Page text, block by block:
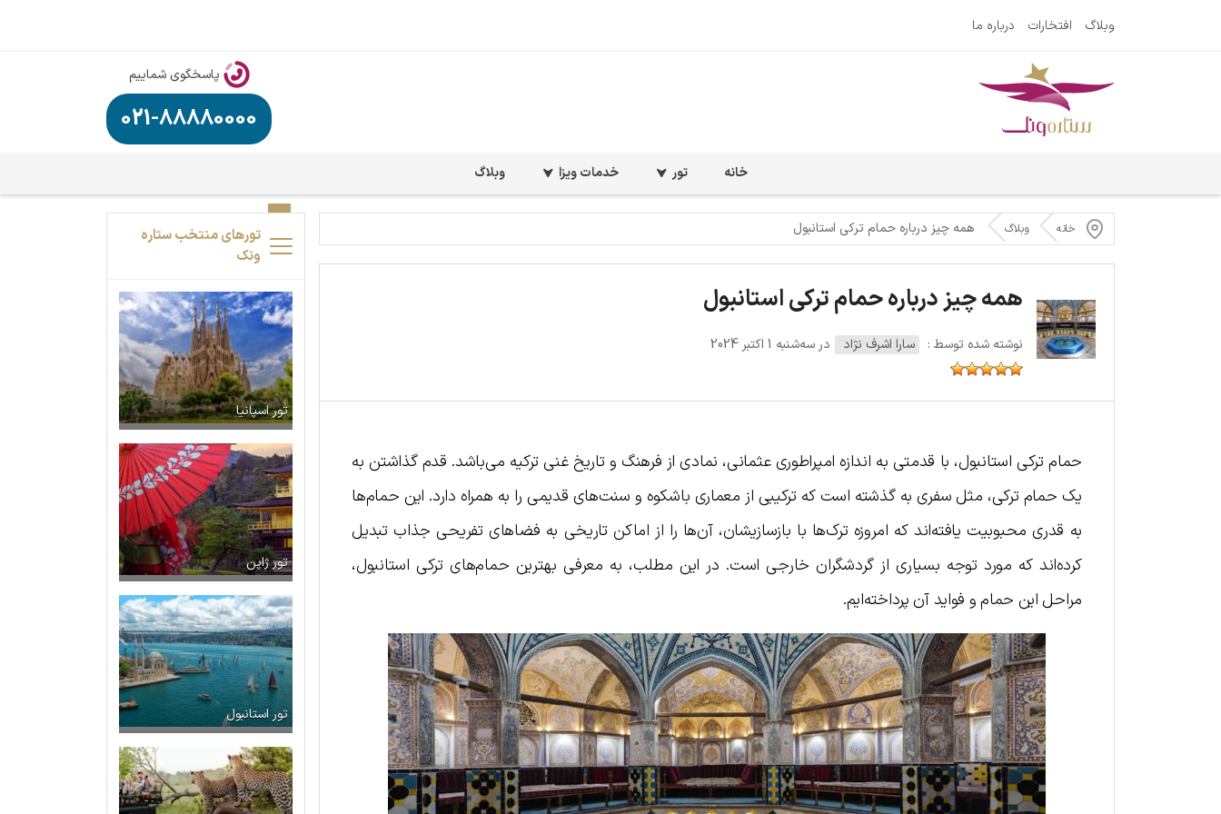
وبلاگ افتخارات درباره ما
پاسخگوی شماییم
021-88880000
خانه تور خدمات ویزا وبلاگ
خانه وبلاگ همه‌ چیز درباره حمام ترکی استانبول
همه‌ چیز درباره حمام ترکی استانبول
نوشته شده توسط : سارا اشرف نژاد در سه‌شنبه 1 اکتبر 2024
حمام‌ ترکی استانبول، با قدمتی به اندازه امپراطوری عثمانی، نمادی از فرهنگ و تاریخ غنی ترکیه می‌باشد. قدم گذاشتن به
یک حمام ترکی، مثل سفری به گذشته است که ترکیبی از معماری باشکوه و سنت‌های قدیمی را به همراه دارد. این حمام‌ها
به قدری محبوبیت یافته‌اند که امروزه ترک‌ها با بازسازیشان، آن‌ها را از اماکن تاریخی به فضاهای تفریحی جذاب تبدیل
کرده‌اند که مورد توجه بسیاری از گردشگران خارجی است. در این مطلب، به معرفی بهترین حمام‌های ترکی استانبول،
مراحل این حمام و فواید آن پرداخته‌ایم.
تورهای منتخب ستاره
ونک
تور اسپانیا
تور ژاپن
تور استانبول